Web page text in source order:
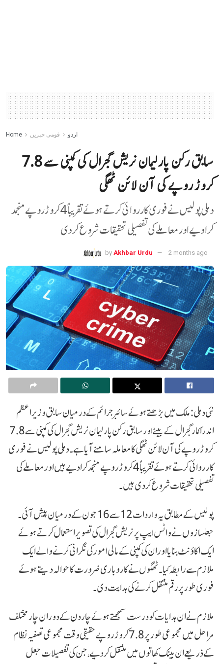
Home اردو قومی خبریں
سابق رکن پارلیمان نریش گجرال کی کمپنی سے 7.8
کروڑ روپے کی آن لائن ٹھگی
دہلی پولیس نے فوری کارروائی کرتے ہوئے تقریباً 4 کروڑ روپے منجمد
کرا دیے اور معاملے کی تفصیلی تحقیقات شروع کر دی
by Akhbar Urdu 2 months ago
نئی دہلی: ملک میں بڑھتے ہوئے سائبر جرائم کے درمیان سابق وزیر اعظم
اندرا کمار گجرال کے بیٹے اور سابق رکن پارلیمان نریش گجرال کی کمپنی سے 7.8
کروڑ روپے کی آن لائن ٹھگی کا معاملہ سامنے آیا ہے۔ دہلی پولیس نے فوری
کارروائی کرتے ہوئے تقریباً 4 کروڑ روپے منجمد کرا دیے ہیں اور معاملے کی
تفصیلی تحقیقات شروع کر دی ہیں۔
پولیس کے مطابق یہ واردات 12 سے 16 جون کے درمیان پیش آئی۔
جعلسازوں نے واٹس ایپ پر نریش گجرال کی تصویر استعمال کرتے ہوئے
ایک اکاؤنٹ بنایا اور ان کی کمپنی کے مالی امور کی نگرانی کرنے والے ایک
ملازم سے رابطہ کیا۔ ٹھگوں نے کاروباری ضرورت کا حوالہ دیتے ہوئے
فوری طور پر رقم منتقل کرنے کی ہدایت دی۔
ملازم نے ان ہدایات کو درست سمجھتے ہوئے چار دن کے دوران چار مختلف
مراحل میں مجموعی طور پر 7.8 کروڑ روپے حقیقی وقت مجموعی تصفیہ نظام
کے ذریعے ان بینک کھاتوں میں منتقل کر دیے، جن کی تفصیلات جعل